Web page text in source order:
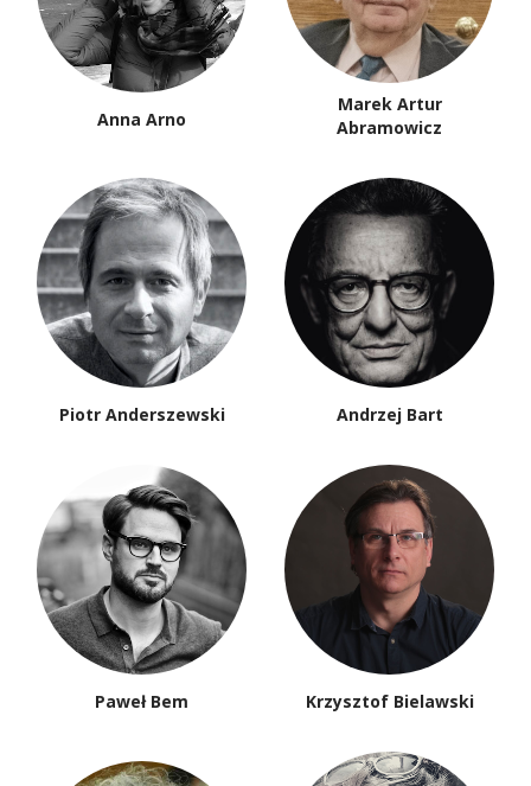
Anna Arno
Marek Artur
Abramowicz
Piotr Anderszewski Andrzej Bart
Paweł Bem Krzysztof Bielawski